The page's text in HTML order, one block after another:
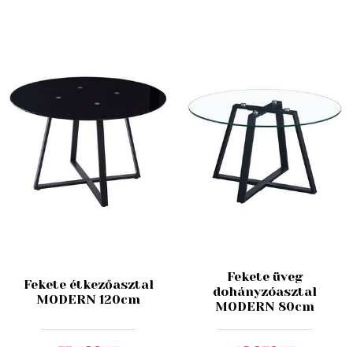
Fekete étkezőasztal
MODERN 120cm
Fekete üveg
dohányzóasztal
MODERN 80cm